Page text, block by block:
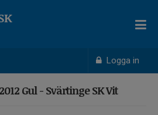
Logga in
Gul - Svärtinge SK Vit